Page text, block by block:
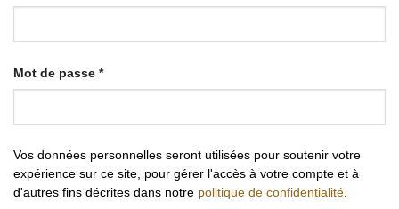
Mot de passe *Obligatoire
Vos données personnelles seront utilisées pour soutenir votre
expérience sur ce site, pour gérer l'accès à votre compte et à
d'autres fins décrites dans notre politique de confidentialité